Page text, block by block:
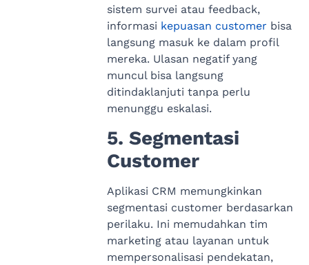
sistem survei atau feedback,
informasi kepuasan customer bisa
langsung masuk ke dalam profil
mereka. Ulasan negatif yang
muncul bisa langsung
ditindaklanjuti tanpa perlu
menunggu eskalasi.
5. Segmentasi
Customer
Aplikasi CRM memungkinkan
segmentasi customer berdasarkan
perilaku. Ini memudahkan tim
marketing atau layanan untuk
mempersonalisasi pendekatan,